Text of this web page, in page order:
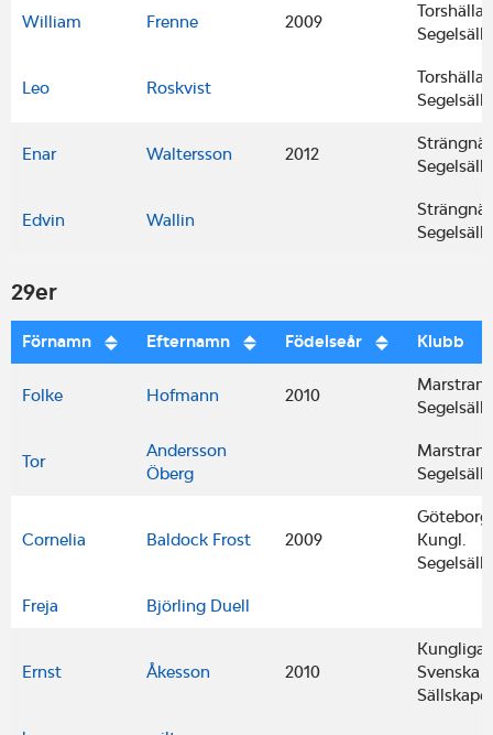
William Frenne 2009
Torshälla
Leo Roskvist
Torshälla
Enar Waltersson 2012
Strängnäs
Edvin Wallin
Strängnäs
29er
Förnamn Efternamn Födelseår Klubb
Folke Hofmann 2010
Tor
Andersson
Öberg
Cornelia Baldock Frost 2009
Kungl.
Freja Björling Duell
Ernst Åkesson 2010
Kungliga
Svenska